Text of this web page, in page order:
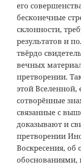
его
бесконечные
склонности,
результатов и
твёрдо
вечных
претворении.
этой
сотворённые
связанные с
доказывают и
претворении
Воскресения, об
обоснованиями,